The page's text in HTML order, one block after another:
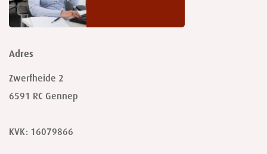
Adres
Zwerfheide 2
6591 RC Gennep
KVK: 16079866